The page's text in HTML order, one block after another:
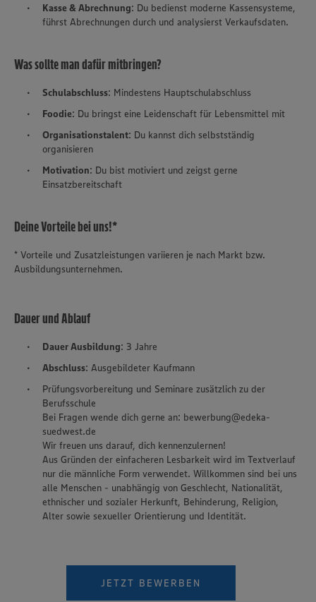
Wir setzen Cookies und andere Technologien ein, um Ihnen
Kasse & Abrechnung: Du bedienst moderne Kassensysteme,
führst Abrechnungen durch und analysierst Verkaufsdaten.
Was sollte man dafür mitbringen?
Schulabschluss: Mindestens Hauptschulabschluss
Foodie: Du bringst eine Leidenschaft für Lebensmittel mit
Organisationstalent: Du kannst dich selbstständig
organisieren
Motivation: Du bist motiviert und zeigst gerne
Einsatzbereitschaft
Deine Vorteile bei uns!*
* Vorteile und Zusatzleistungen variieren je nach Markt bzw.
Ausbildungsunternehmen.
Dauer und Ablauf
Dauer Ausbildung: 3 Jahre
Abschluss: Ausgebildeter Kaufmann
Prüfungsvorbereitung und Seminare zusätzlich zu der
Berufsschule
Bei Fragen wende dich gerne an: bewerbung@edeka-
suedwest.de
Wir freuen uns darauf, dich kennenzulernen!
Aus Gründen der einfacheren Lesbarkeit wird im Textverlauf
nur die männliche Form verwendet. Willkommen sind bei uns
alle Menschen - unabhängig von Geschlecht, Nationalität,
ethnischer und sozialer Herkunft, Behinderung, Religion,
Alter sowie sexueller Orientierung und Identität.
JETZT BEWERBEN